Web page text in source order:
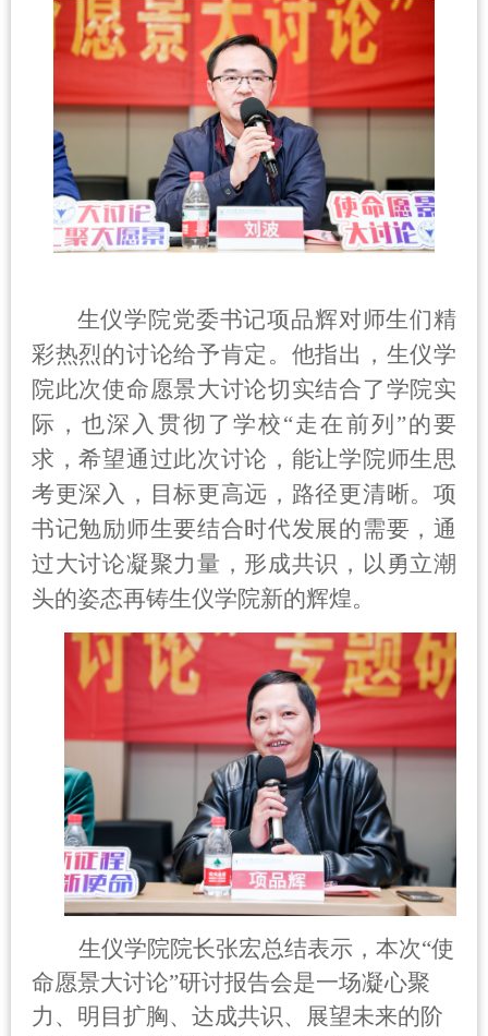
生仪学院党委书记项品辉对师生们精
彩热烈的讨论给予肯定。他指出，生仪学
院此次使命愿景大讨论切实结合了学院实
际，也深入贯彻了学校“走在前列”的要
求，希望通过此次讨论，能让学院师生思
考更深入，目标更高远，路径更清晰。项
书记勉励师生要结合时代发展的需要，通
过大讨论凝聚力量，形成共识，以勇立潮
头的姿态再铸生仪学院新的辉煌。
生仪学院院长张宏总结表示，本次“使
命愿景大讨论”研讨报告会是一场凝心聚
力、明目扩胸、达成共识、展望未来的阶